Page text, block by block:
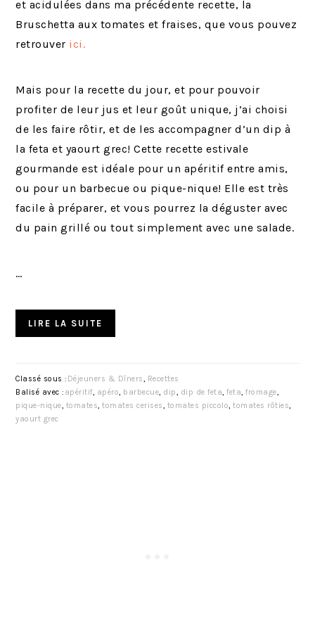
et acidulées dans ma précédente recette, la
Bruschetta aux tomates et fraises, que vous pouvez
retrouver ici.
Mais pour la recette du jour, et pour pouvoir
profiter de leur jus et leur goût unique, j’ai choisi
de les faire rôtir, et de les accompagner d’un dip à
la feta et yaourt grec! Cette recette estivale
gourmande est idéale pour un apéritif entre amis,
ou pour un barbecue ou pique-nique! Elle est très
facile à préparer, et vous pourrez la déguster avec
du pain grillé ou tout simplement avec une salade.
…
LIRE LA SUITE
Classé sous : Déjeuners & Dîners, Recettes
Balisé avec : apéritif, apéro, barbecue, dip, dip de feta,feta,fromage,
pique-nique, tomates,tomates cerises, tomates piccolo,tomates rôties,
yaourt grec